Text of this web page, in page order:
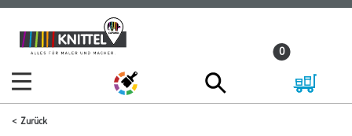
Zum
Inhalt
Zum
Navigationsmenü
0
Zurück